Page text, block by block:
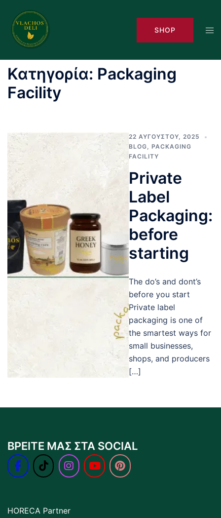
content
SHOP
Κατηγορία: Packaging
Facility
22 ΑΥΓΟΎΣΤΟΥ, 2025
BLOG, PACKAGING
FACILITY
Private
Label
Packaging:
before
starting
The do’s and dont’s
before you start
Private label
packaging is one of
the smartest ways for
small businesses,
shops, and producers
[…]
ΒΡΕΙΤΕ ΜΑΣ ΣΤΑ SOCIAL
HORECA Partner